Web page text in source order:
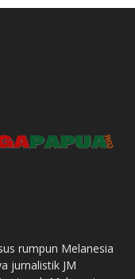
rumpun Melanesia
jurnalistik JM